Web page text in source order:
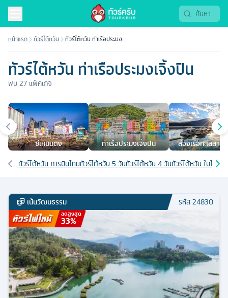
หน้าแรก ทัวร์ไต้หวัน
ทัวร์ไต้หวัน ท่าเรือประมง
ทัวร์ไต้หวัน ท่าเรือประมงเจิ้งปิน
พบ27 แพ็คเกจ
เมืองยอดนิยม
ซีเหมินติง ท่าเรือประมงเจิ้งปิน
ล่องเรือทะเลสาบ
จันทรา
เส้นทางที่เกี่ยวข้อง
ทัวร์ไต้หวัน การบินไทยทัวร์ไต้หวัน 5 วันทัวร์ไต้หวัน 4 วันทัวร์ไต้หวัน ใบไม้เป
เน้นวัฒนธรรม รหัส24830
ลดสูงสุด
33%